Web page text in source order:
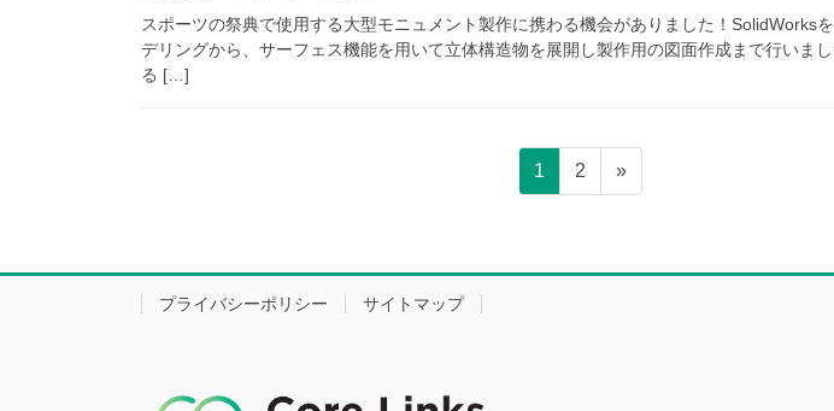
スポーツの祭典で使用する大型モニュメント製作に携わる機会がありました！SolidWorks
デリングから、サーフェス機能を用いて立体構造物を展開し製作用の図面作成まで行いま
る […]
ビ
ゲ
ペ
ー
1
ペ
ー
2 »
プライバシーポリシー サイトマップ